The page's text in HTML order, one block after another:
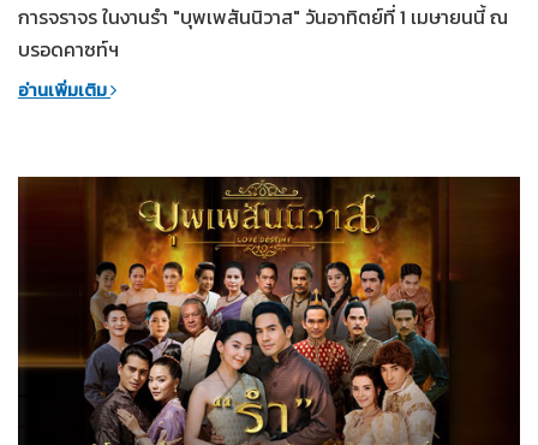
การจราจร ในงานรำ "บุพเพสันนิวาส" วันอาทิตย์ที่ 1 เมษายนนี้ ณ
บรอดคาซท์ฯ
อ่านเพิ่มเติม